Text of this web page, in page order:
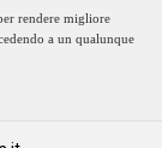
rendere migliore
a un qualunque